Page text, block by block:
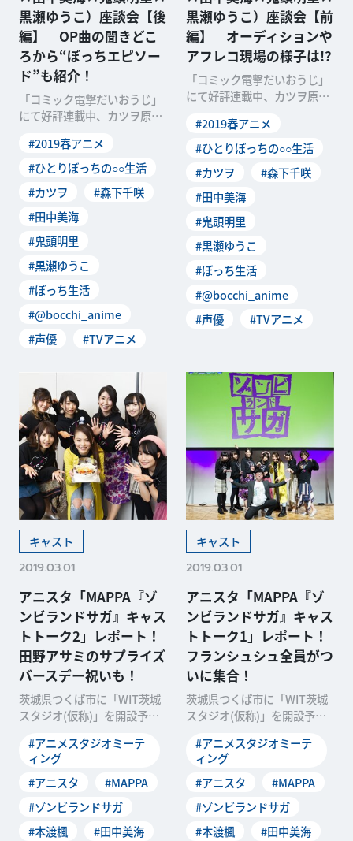
黒瀬ゆうこ）座談会【後
編】 OP曲の聞きどこ
ろから“ぼっちエピソー
ド”も紹介！
「コミック電撃だいおうじ」
にて好評連載中、カツヲ原作
ちの〇〇生活」が201
#2019春アニメ
#ひとりぼっちの○○生活
#カツヲ
#森下千咲
#田中美海
#鬼頭明里
#黒瀬ゆうこ
#ぼっち生活
#@bocchi_anime
#声優
#TVアニメ
黒瀬ゆうこ）座談会【前
編】 オーディションや
アフレコ現場の様子は!?
「コミック電撃だいおうじ」
にて好評連載中、カツヲ原作
ちの〇〇生活」が201
#2019春アニメ
#ひとりぼっちの○○生活
#カツヲ
#森下千咲
#田中美海
#鬼頭明里
#黒瀬ゆうこ
#ぼっち生活
#@bocchi_anime
#声優
#TVアニメ
キャスト
2019.03.01
アニスタ「MAPPA『ゾ
ンビランドサガ』キャス
トトーク2」レポート！
田野アサミのサプライズ
バースデー祝いも！
茨城県つくば市に「WIT茨城
スタジオ(仮称)」を開設予定
ント『アニ
#アニメスタジオミーテ
ィング
#アニスタ
#MAPPA
#ゾンビランドサガ
#本渡楓
#田中美海
キャスト
2019.03.01
アニスタ「MAPPA『ゾ
ンビランドサガ』キャス
トトーク1」レポート！
フランシュシュ全員がつ
いに集合！
茨城県つくば市に「WIT茨城
スタジオ(仮称)」を開設予定
ント『アニ
#アニメスタジオミーテ
ィング
#アニスタ
#MAPPA
#ゾンビランドサガ
#本渡楓
#田中美海